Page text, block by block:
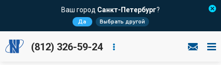
Ваш город Санкт-Петербург?
Да Выбрать другой
(812) 326-59-24